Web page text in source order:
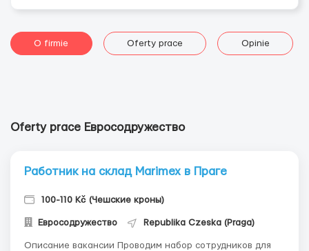
O firmie Oferty prace Opinie
Oferty prace Евросодружество
Работник на склад Marimex в Праге
100-110 Kč (Чешские кроны)
Евросодружество Republika Czeska (Praga)
Описание вакансии Проводим набор сотрудников для